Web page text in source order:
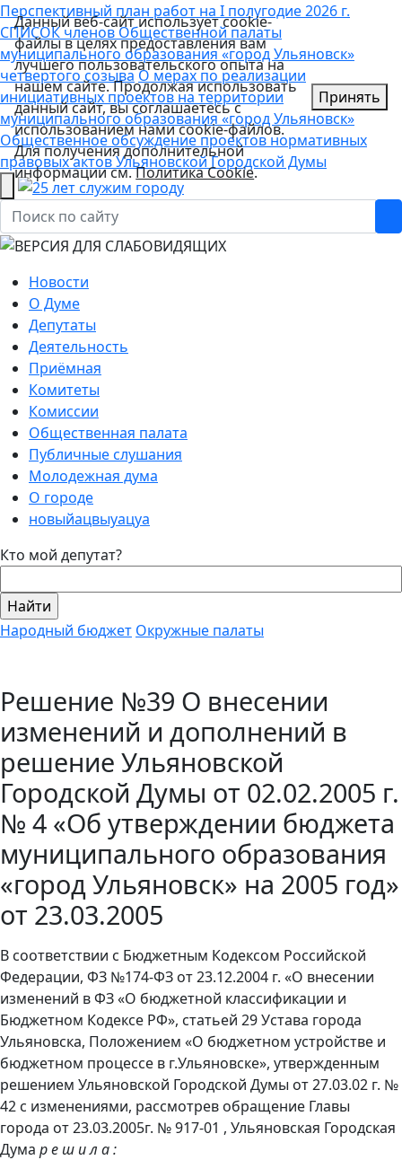
Перспективный план работ на I полугодие 2026 г.
СПИСОК членов Общественной палаты
муниципального образования «город Ульяновск»
четвертого созываО мерах по реализации
инициативных проектов на территории
муниципального образования «город Ульяновск»
Общественное обсуждение проектов нормативных
правовых актов Ульяновской Городской Думы
Новости
О Думе
Депутаты
Деятельность
Приёмная
Комитеты
Комиссии
Общественная палата
Публичные слушания
Молодежная дума
О городе
новыйацвыуацуа
Кто мой депутат?
Народный бюджет Окружные палаты
Решение №39 О внесении
изменений и дополнений в
решение Ульяновской
Городской Думы от 02.02.2005 г.
№ 4 «Об утверждении бюджета
муниципального образования
«город Ульяновск» на 2005 год»
от 23.03.2005
В соответствии с Бюджетным Кодексом Российской
Федерации, ФЗ №174-ФЗ от 23.12.2004 г. «О внесении
изменений в ФЗ «О бюджетной классификации и
Бюджетном Кодексе РФ», статьей 29 Устава города
Ульяновска, Положением «О бюджетном устройстве и
бюджетном процессе в г.Ульяновске», утвержденным
решением Ульяновской Городской Думы от 27.03.02 г. №
42 с изменениями, рассмотрев обращение Главы
города от 23.03.2005г. № 917-01 , Ульяновская Городская
Дума р е ш и л а :
Данный веб-сайт использует cookie-
файлы в целях предоставления вам
лучшего пользовательского опыта на
нашем сайте. Продолжая использовать
данный сайт, вы соглашаетесь с
использованием нами cookie-файлов.
Для получения дополнительной
информации см.Политика Cookie.
Принять